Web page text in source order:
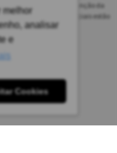
melhor
analisar
e
Cookies
informadas no site em função da
e condições comerciais estão
prévio.
todas as regiões.